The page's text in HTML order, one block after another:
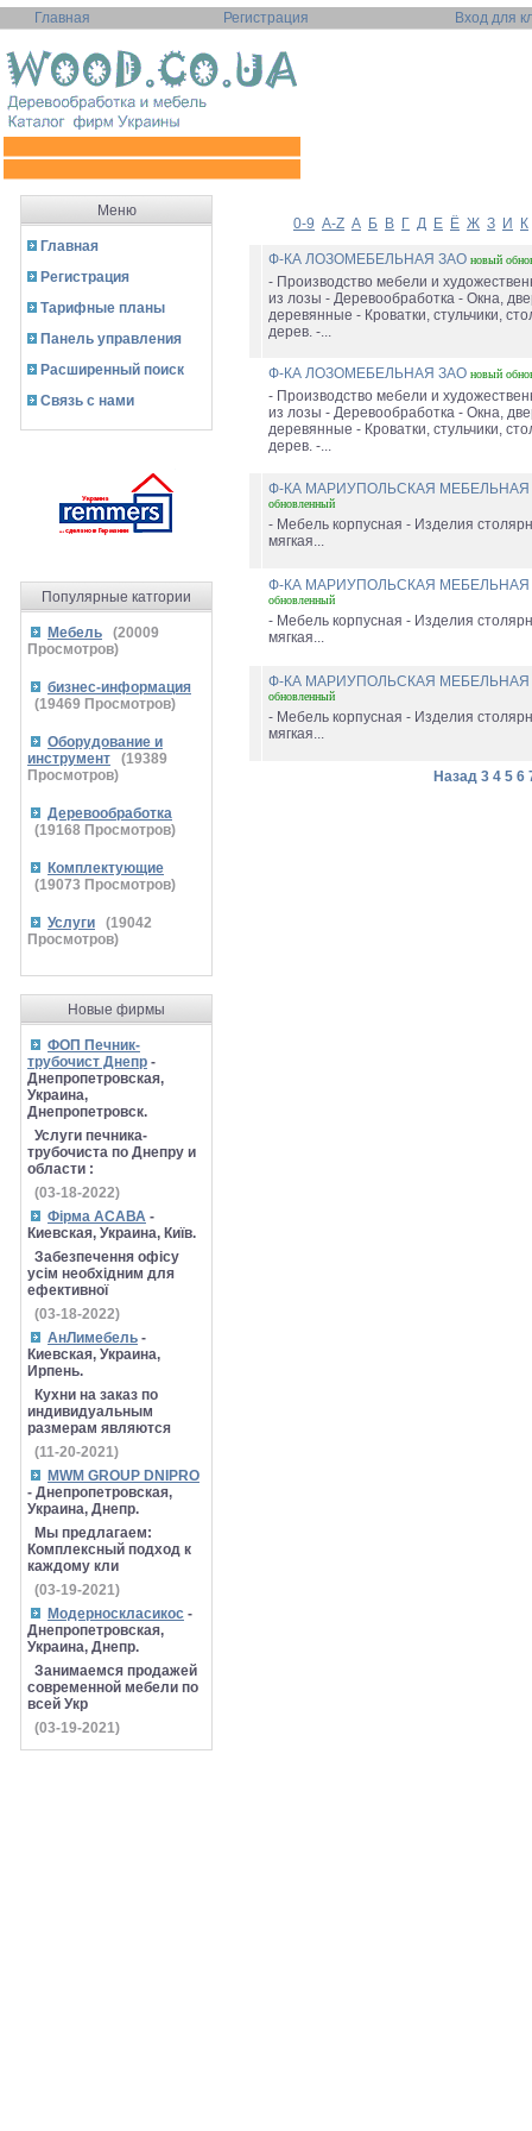
Главная Регистрация Вход для
Меню
Главная
Регистрация
Тарифные планы
Панель управления
Расширенный поиск
Связь с нами
Популярные катгории
Мебель (20009
Просмотров)
бизнес-информация
(19469 Просмотров)
Оборудование и
инструмент
(19389
Просмотров)
Деревообработка
(19168 Просмотров)
Комплектующие
(19073 Просмотров)
Услуги (19042
Просмотров)
Новые фирмы
ФОП Печник-
трубочист Днепр -
Днепропетровская,
Украина,
Днепропетровск.
Услуги печника-
трубочиста по Днепру и
области :
(03-18-2022)
Фірма АСАВА -
Киевская, Украина, Київ.
Забезпечення офісу
усім необхідним для
ефективної
(03-18-2022)
АнЛимебель -
Киевская, Украина,
Ирпень.
Кухни на заказ по
индивидуальным
размерам являются
(11-20-2021)
MWM GROUP DNIPRO
- Днепропетровская,
Украина, Днепр.
Мы предлагаем:
Комплексный подход к
каждому кли
(03-19-2021)
Модерноскласикос -
Днепропетровская,
Украина, Днепр.
Занимаемся продажей
современной мебели по
всей Укр
(03-19-2021)
0-9 A-Z А Б В Г Д Е Ё Ж З И К
Ф-КА ЛОЗОМЕБЕЛЬНАЯ ЗАО новый
- Производство мебели и
из лозы - Деревообработка - Окна,
деревянные - Кроватки, стульчики,
дерев. -...
Ф-КА ЛОЗОМЕБЕЛЬНАЯ ЗАО новый
- Производство мебели и
из лозы - Деревообработка - Окна,
деревянные - Кроватки, стульчики,
дерев. -...
Ф-КА МАРИУПОЛЬСКАЯ МЕБЕЛЬНАЯ
обновленный
- Мебель корпусная - Изделия
мягкая...
Ф-КА МАРИУПОЛЬСКАЯ МЕБЕЛЬНАЯ
обновленный
- Мебель корпусная - Изделия
мягкая...
Ф-КА МАРИУПОЛЬСКАЯ МЕБЕЛЬНАЯ
обновленный
- Мебель корпусная - Изделия
мягкая...
Назад 3 4 5 6